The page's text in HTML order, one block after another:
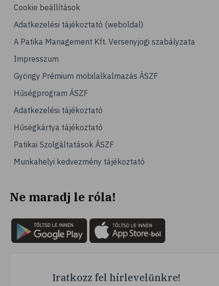
# agyműködés
# memória
# alvás
# gyerek
# erőszak
# agresszió
# intelligencia
# hányinger
# túlsúly
# szabadidő
# lelki egyensúly
Cookie beállítások
Adatkezelési tájékoztató (weboldal)
A Patika Management Kft. Versenyjogi szabályzata
Impresszum
Gyöngy Prémium mobilalkalmazás ÁSZF
Hűségprogram ÁSZF
Adatkezelési tájékoztató
Hűségkártya tájékoztató
Patikai Szolgáltatások ÁSZF
Munkahelyi kedvezmény tájékoztató
Ne maradj le róla!
Iratkozz fel hírlevelünkre!